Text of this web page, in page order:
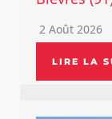
2 Août 2026
LIRE LA